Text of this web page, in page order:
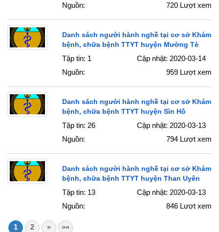
Nguồn:
720 Lượt xem
Danh sách người hành nghề tại cơ sở Khám
bệnh, chữa bệnh TTYT huyện Mường Tè
Tập tin: 1
Cập nhật: 2020-03-14
Nguồn:
959 Lượt xem
Danh sách người hành nghề tại cơ sở Khám
bệnh, chữa bệnh TTYT huyện Sìn Hồ
Tập tin: 26
Cập nhật: 2020-03-13
Nguồn:
794 Lượt xem
Danh sách người hành nghề tại cơ sở Khám
bệnh, chữa bệnh TTYT huyện Than Uyên
Tập tin: 13
Cập nhật: 2020-03-13
Nguồn:
846 Lượt xem
1 2 » »»